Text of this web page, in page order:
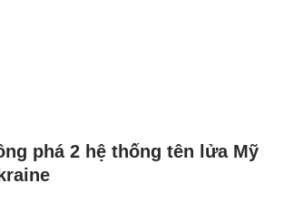
phá 2 hệ thống tên lửa Mỹ